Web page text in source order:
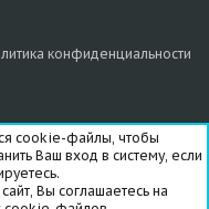
конфиденциальности
cookie-файлы, чтобы
Ваш вход в систему, если
Вы соглашаетесь на